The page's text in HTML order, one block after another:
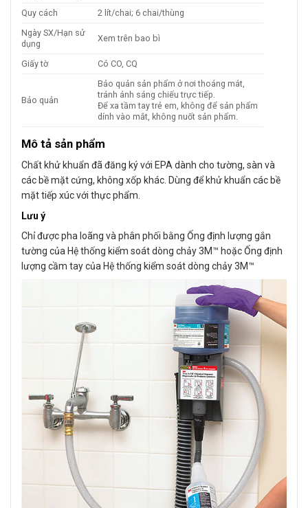
Quy cách
2 lít/chai; 6 chai/thùng
Ngày SX/Hạn sử
dụng
Xem trên bao bì
Giấy tờ Có CO, CQ
Bảo quản
Bảo quản sản phẩm ở nơi thoáng mát,
tránh ánh sáng chiếu trực tiếp.
Để xa tầm tay trẻ em, không để sản phẩm
dính vào mắt, không nuốt sản phẩm.
Mô tả sản phẩm
Chất khử khuẩn đã đăng ký với EPA dành cho tường, sàn và
các bề mặt cứng, không xốp khác. Dùng để khử khuẩn các bề
mặt tiếp xúc với thực phẩm.
Lưu ý
Chỉ được pha loãng và phân phối bằng Ống định lượng gắn
tường của Hệ thống kiểm soát dòng chảy 3M™ hoặc Ống định
lượng cầm tay của Hệ thống kiểm soát dòng chảy 3M™